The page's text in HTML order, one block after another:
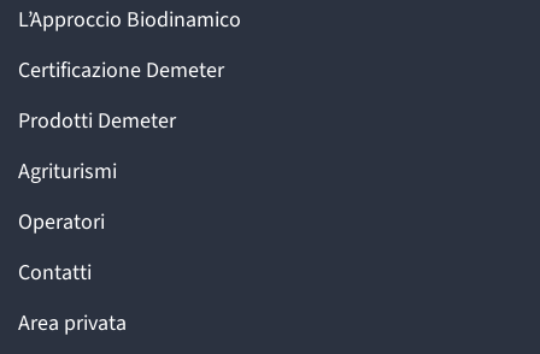
L’Approccio Biodinamico
Certificazione Demeter
Prodotti Demeter
Agriturismi
Operatori
Contatti
Area privata